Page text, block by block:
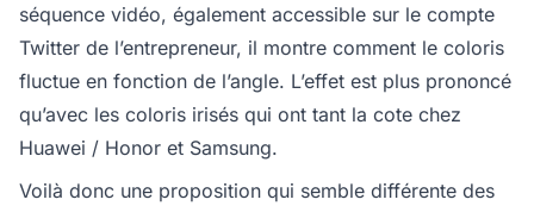
séquence vidéo, également accessible sur le compte
Twitter de l’entrepreneur, il montre comment le coloris
fluctue en fonction de l’angle. L’effet est plus prononcé
qu’avec les coloris irisés qui ont tant la cote chez
Huawei / Honor et Samsung.
Voilà donc une proposition qui semble différente des